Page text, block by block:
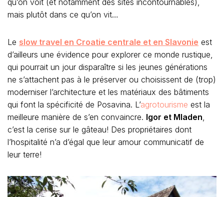
qu’on voit (et notamment des sites incontournables),
mais plutôt dans ce qu’on vit…
Le slow travel en Croatie centrale et en Slavonie est
d’ailleurs une évidence pour explorer ce monde rustique,
qui pourrait un jour disparaître si les jeunes générations
ne s’attachent pas à le préserver ou choisissent de (trop)
moderniser l’architecture et les matériaux des bâtiments
qui font la spécificité de Posavina. L’agrotourisme est la
meilleure manière de s’en convaincre. Igor et Mladen,
c’est la cerise sur le gâteau! Des propriétaires dont
l’hospitalité n’a d’égal que leur amour communicatif de
leur terre!